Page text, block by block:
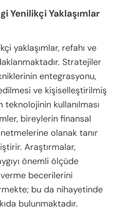
Yenilikçi Yaklaşımlar
yaklaşımlar, refahı ve
Stratejiler
entegrasyonu,
ve kişiselleştirilmiş
kullanılması
bireylerin finansal
olanak tanır
Araştırmalar,
önemli ölçüde
becerilerini
bu da nihayetinde
bulunmaktadır.